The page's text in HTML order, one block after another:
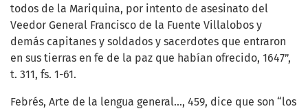
todos de la Mariquina, por intento de asesinato del
Veedor General Francisco de la Fuente Villalobos y
demás capitanes y soldados y sacerdotes que entraron
en sus tierras en fe de la paz que habían ofrecido, 1647”,
t. 311, fs. 1-61.
Febrés, Arte de la lengua general…, 459, dice que son “los